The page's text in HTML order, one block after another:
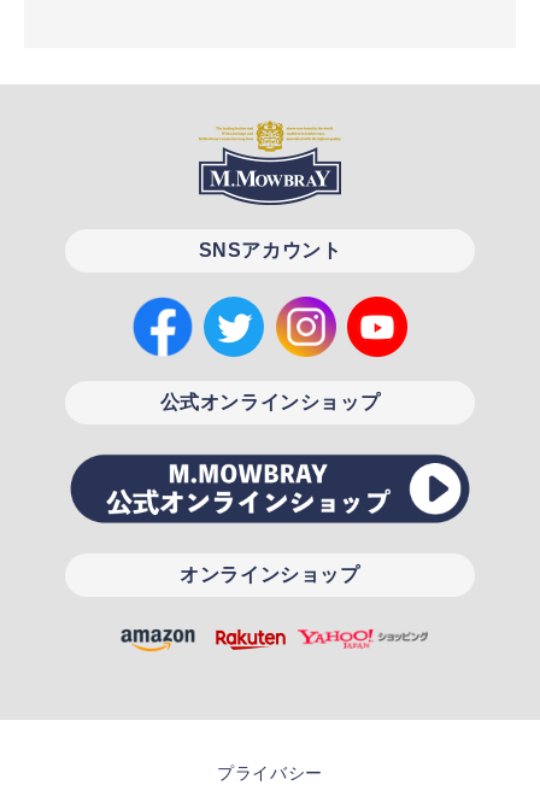
SNSアカウント
公式オンラインショップ
オンラインショップ
プライバシー